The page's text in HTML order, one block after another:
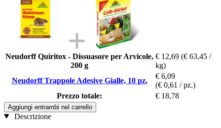
Neudorff Quiritox - Dissuasore per Arvicole,
200 g
€ 12,69 (€ 63,45 /
kg)
Neudorff Trappole Adesive Gialle, 10 pz.
€ 6,09
(€ 0,61 / pz.)
Prezzo totale:
€ 18,78
Aggiungi entrambi nel carrello
Descrizione